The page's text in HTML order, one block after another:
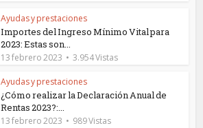
Ayudas y prestaciones
Importes del Ingreso Mínimo Vital para
2023: Estas son...
13 febrero 2023 3.954 Vistas
Ayudas y prestaciones
¿Cómo realizar la Declaración Anual de
Rentas 2023?:...
13 febrero 2023 989 Vistas